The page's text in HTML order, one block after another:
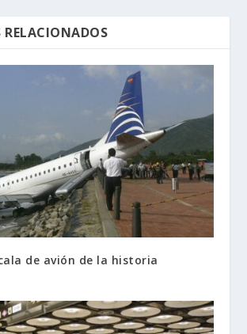
de avión de la historia